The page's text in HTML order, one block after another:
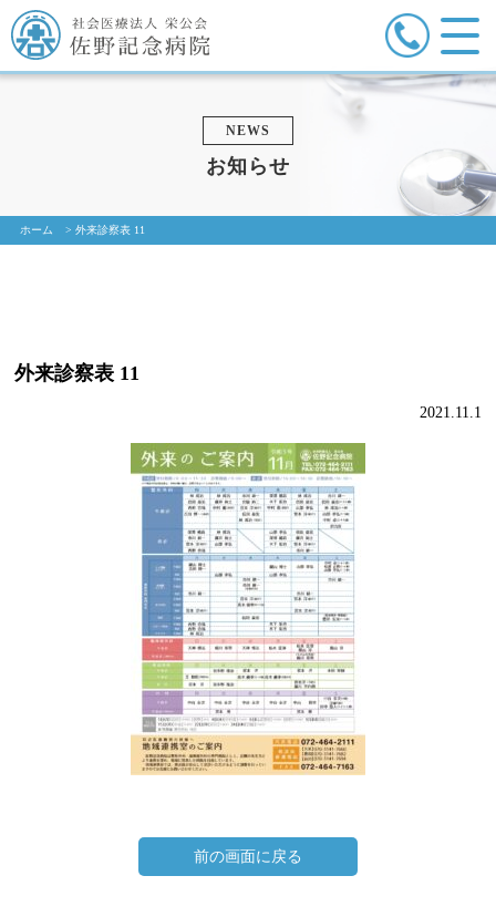
NEWS
お知らせ
ホーム >外来診察表 11
外来診察表 11
2021.11.1
前の画面に戻る